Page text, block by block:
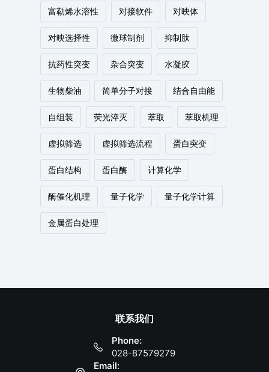
富勒烯水溶性 对接软件 对映体
对映选择性 微球制剂 抑制肽
抗药性突变 杂合突变 水凝胶
生物柴油 简单分子对接 结合自由能
自组装 荧光淬灭 萃取 萃取机理
虚拟筛选 虚拟筛选流程 蛋白突变
蛋白结构 蛋白酶 计算化学
酶催化机理 量子化学 量子化学计算
金属蛋白处理
联系我们
Phone:
028-87579279
Email: